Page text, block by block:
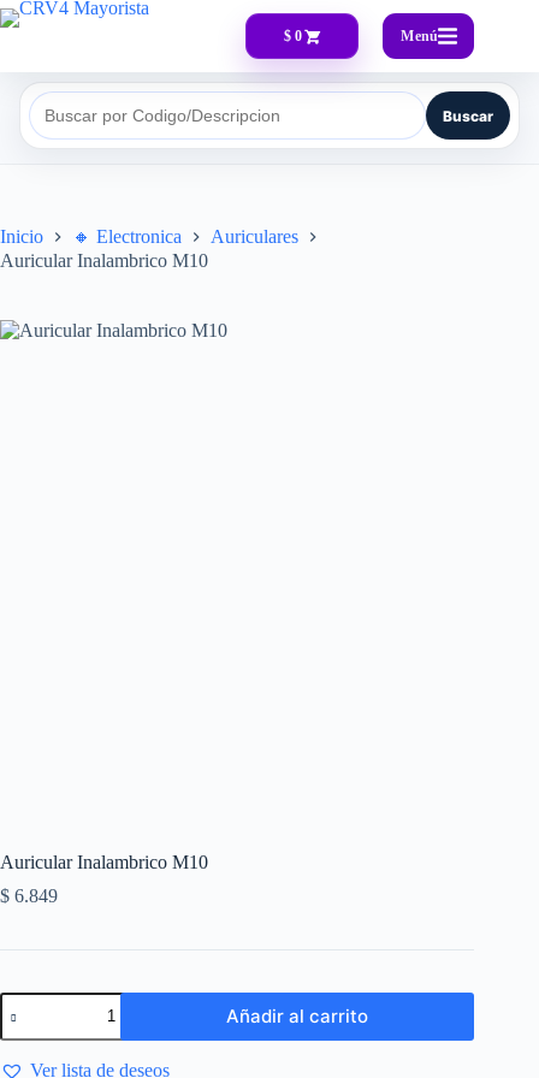
$ 0 Menú
Buscar por Codigo/Descripcion Buscar
Inicio 🔸​ Electronica
Auriculares
Auricular Inalambrico M10
Auricular Inalambrico M10
$ 6.849
Añadir al carrito
Ver lista de deseos